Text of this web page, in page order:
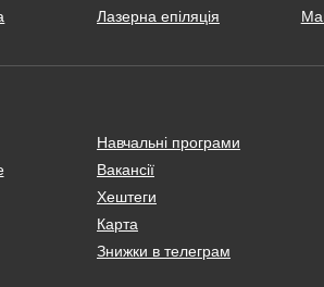
Лазерна епіляція
Навчальні програми
Вакансії
Хештеги
Карта
Знижки в телеграм